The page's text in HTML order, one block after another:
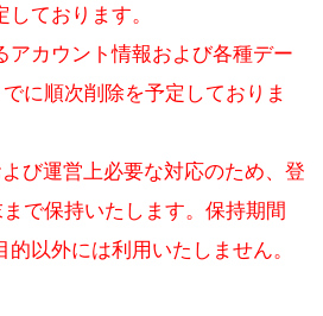
ております。
アカウント情報および各種デー
に順次削除を予定しておりま
び運営上必要な対応のため、登
で保持いたします。保持期間
以外には利用いたしません。